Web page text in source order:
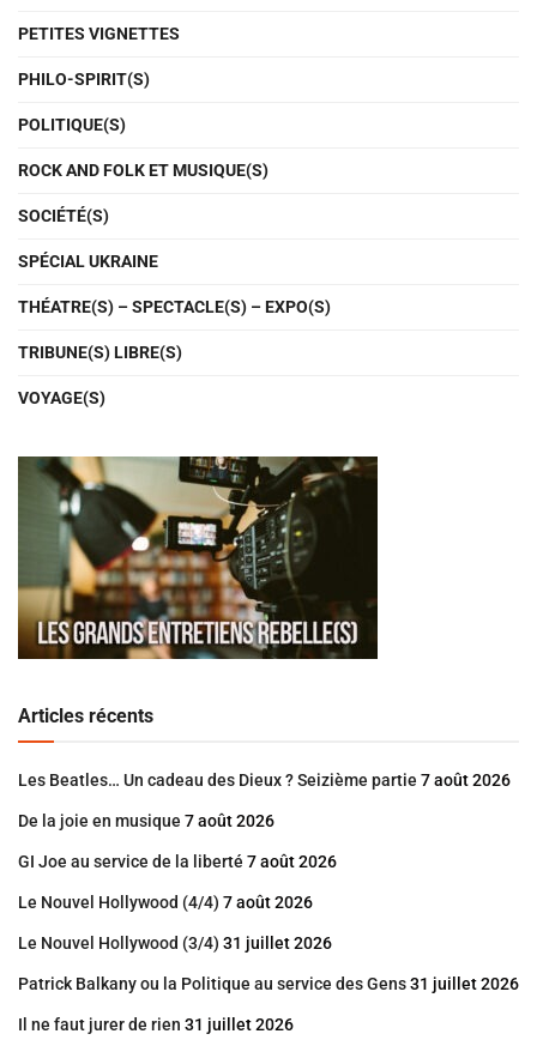
PETITES VIGNETTES
PHILO-SPIRIT(S)
POLITIQUE(S)
ROCK AND FOLK ET MUSIQUE(S)
SOCIÉTÉ(S)
SPÉCIAL UKRAINE
THÉATRE(S) – SPECTACLE(S) – EXPO(S)
TRIBUNE(S) LIBRE(S)
VOYAGE(S)
Articles récents
Les Beatles… Un cadeau des Dieux ? Seizième partie 7 août 2026
De la joie en musique 7 août 2026
GI Joe au service de la liberté 7 août 2026
Le Nouvel Hollywood (4/4) 7 août 2026
Le Nouvel Hollywood (3/4) 31 juillet 2026
Patrick Balkany ou la Politique au service des Gens31 juillet 2026
Il ne faut jurer de rien 31 juillet 2026